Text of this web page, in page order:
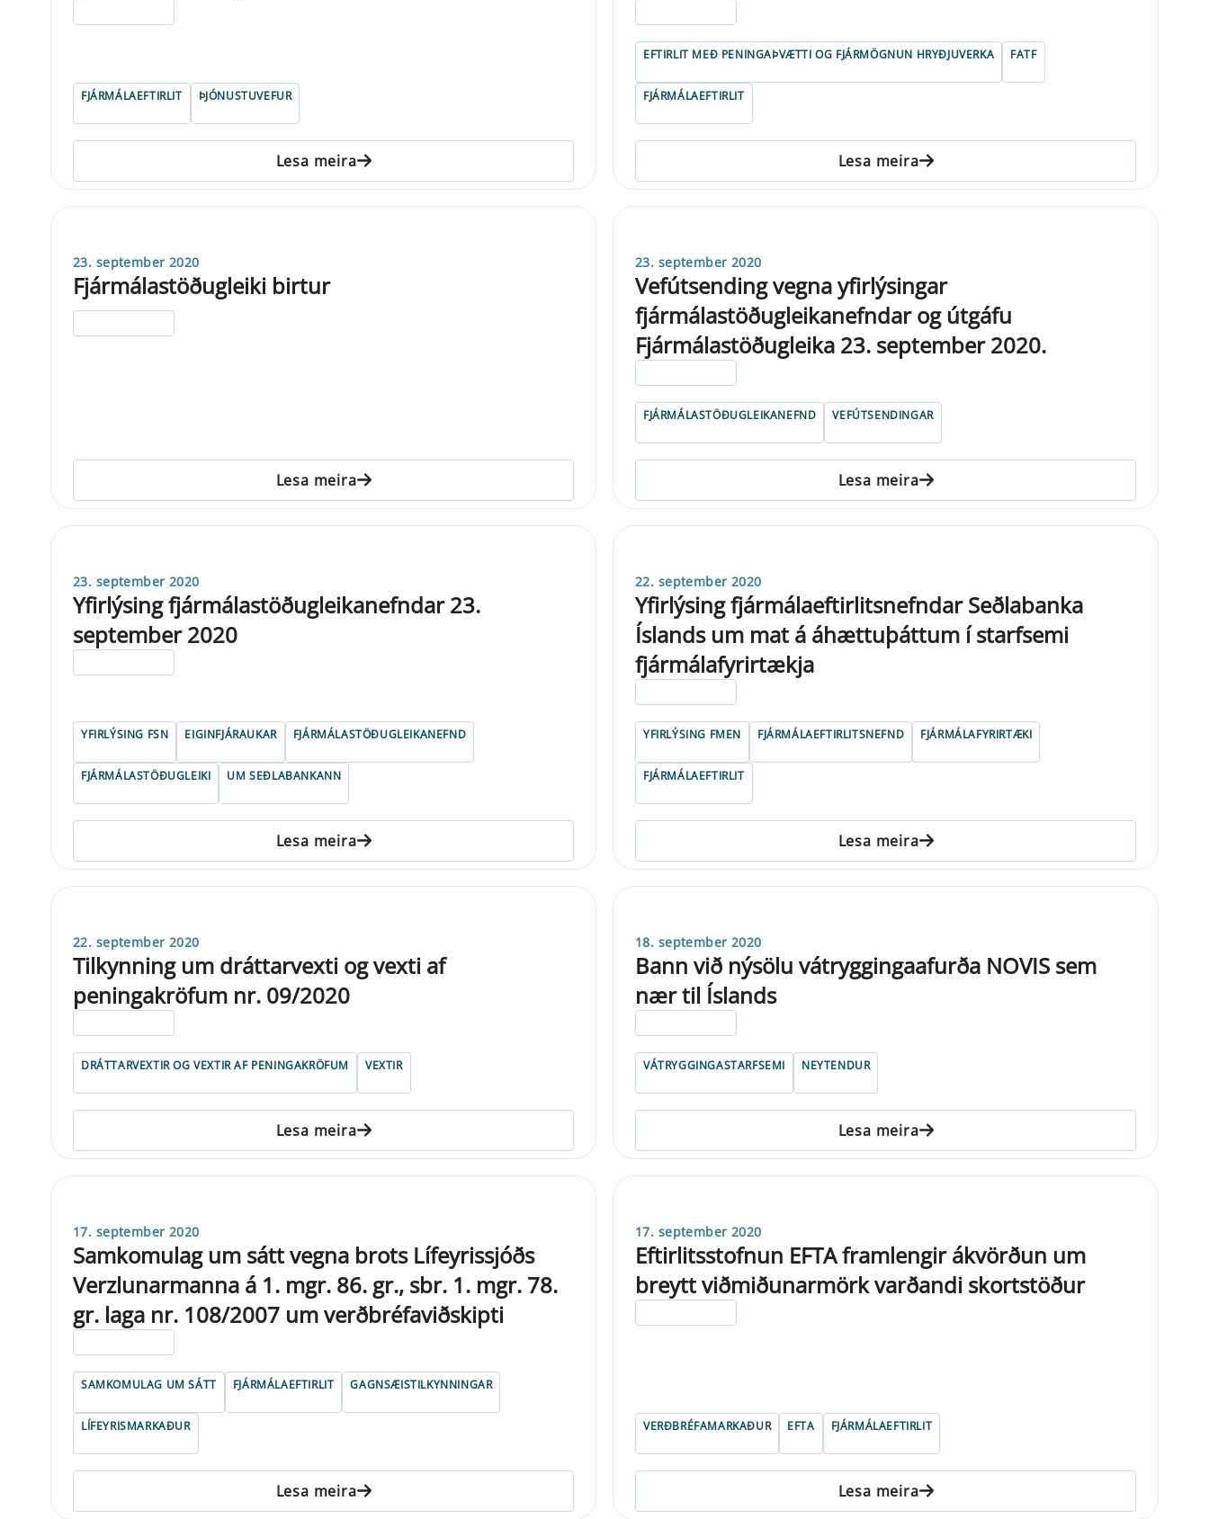
FJÁRMÁLAEFTIRLIT ÞJÓNUSTUVEFUR
Lesa meira
EFTIRLIT MEÐ PENINGAÞVÆTTI OG FJÁRMÖGNUN HRYÐJUVERKA FATF
FJÁRMÁLAEFTIRLIT
Lesa meira
23. september 2020
Fjármálastöðugleiki birtur
Lesa meira
23. september 2020
Vefútsending vegna yfirlýsingar
fjármálastöðugleikanefndar og útgáfu
Fjármálastöðugleika 23. september 2020.
FJÁRMÁLASTÖÐUGLEIKANEFND VEFÚTSENDINGAR
Lesa meira
23. september 2020
Yfirlýsing fjármálastöðugleikanefndar 23.
september 2020
YFIRLÝSING FSN EIGINFJÁRAUKAR FJÁRMÁLASTÖÐUGLEIKANEFND
FJÁRMÁLASTÖÐUGLEIKI UM SEÐLABANKANN
Lesa meira
22. september 2020
Yfirlýsing fjármálaeftirlitsnefndar Seðlabanka
Íslands um mat á áhættuþáttum í starfsemi
fjármálafyrirtækja
YFIRLÝSING FMEN FJÁRMÁLAEFTIRLITSNEFND FJÁRMÁLAFYRIRTÆKI
FJÁRMÁLAEFTIRLIT
Lesa meira
22. september 2020
Tilkynning um dráttarvexti og vexti af
peningakröfum nr. 09/2020
DRÁTTARVEXTIR OG VEXTIR AF PENINGAKRÖFUM VEXTIR
Lesa meira
18. september 2020
Bann við nýsölu vátryggingaafurða NOVIS sem
nær til Íslands
VÁTRYGGINGASTARFSEMI NEYTENDUR
Lesa meira
17. september 2020
Samkomulag um sátt vegna brots Lífeyrissjóðs
Verzlunarmanna á 1. mgr. 86. gr., sbr. 1. mgr. 78.
gr. laga nr. 108/2007 um verðbréfaviðskipti
SAMKOMULAG UM SÁTT FJÁRMÁLAEFTIRLIT GAGNSÆISTILKYNNINGAR
LÍFEYRISMARKAÐUR
Lesa meira
17. september 2020
Eftirlitsstofnun EFTA framlengir ákvörðun um
breytt viðmiðunarmörk varðandi skortstöður
VERÐBRÉFAMARKAÐUR EFTA FJÁRMÁLAEFTIRLIT
Lesa meira